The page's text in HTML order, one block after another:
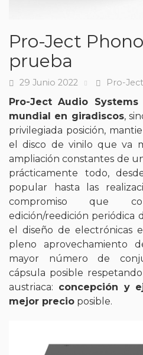
Pro-Ject
prueba
Fecha
29 Junio 2022 Tags
Pro-Ject
Pro-Ject Audio Systems
mundial en giradiscos,
privilegiada posición,
el disco de vinilo que va
ampliación constantes de
prácticamente todo,
popular hasta las
compromiso que
edición/reedición periódica
el diseño de electrónicas
pleno aprovechamiento
mayor número de
cápsula posible
austriaca: concepción y
mejor precio posible.